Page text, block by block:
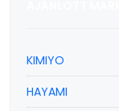
KIMIYO
HAYAMI